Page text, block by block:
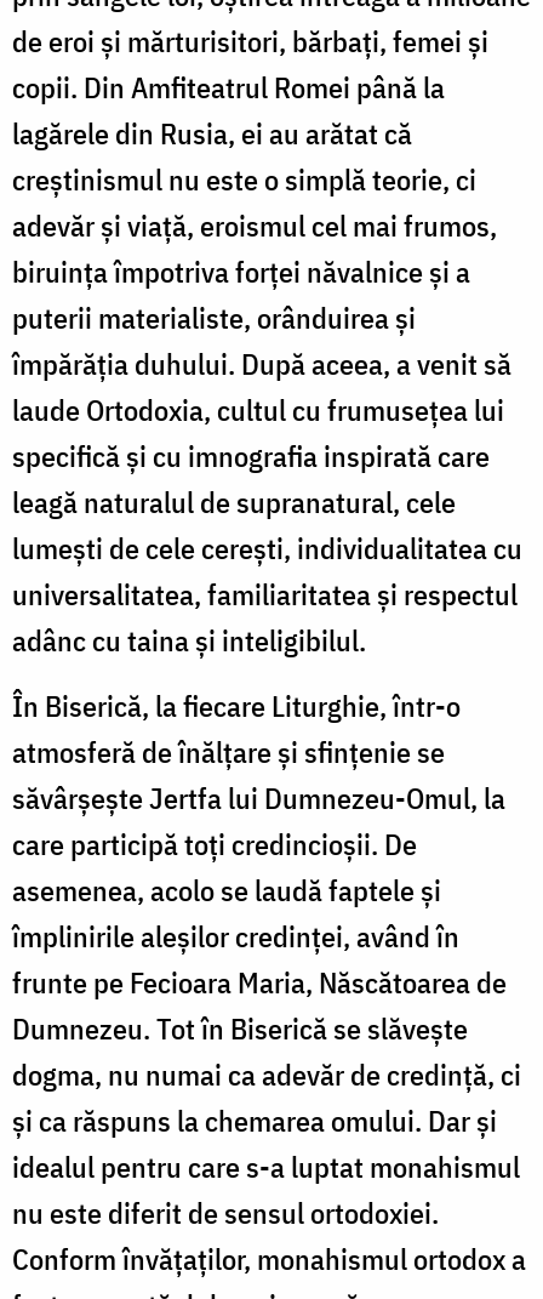
de eroi și mărturisitori, bărbați, femei și
copii. Din Amfiteatrul Romei până la
lagărele din Rusia, ei au arătat că
creștinismul nu este o simplă teorie, ci
adevăr și viață, eroismul cel mai frumos,
biruința împotriva forței năvalnice și a
puterii materialiste, orânduirea și
împărăția duhului. După aceea, a venit să
laude Ortodoxia, cultul cu frumusețea lui
specifică și cu imnografia inspirată care
leagă naturalul de supranatural, cele
lumești de cele cerești, individualitatea cu
universalitatea, familiaritatea și respectul
adânc cu taina și inteligibilul.
În Biserică, la fiecare Liturghie, într-o
atmosferă de înălțare și sfințenie se
săvârșește Jertfa lui Dumnezeu-Omul, la
care participă toți credincioșii. De
asemenea, acolo se laudă faptele și
împlinirile aleșilor credinței, având în
frunte pe Fecioara Maria, Născătoarea de
Dumnezeu. Tot în Biserică se slăvește
dogma, nu numai ca adevăr de credință, ci
și ca răspuns la chemarea omului. Dar și
idealul pentru care s-a luptat monahismul
nu este diferit de sensul ortodoxiei.
Conform învățaților, monahismul ortodox a